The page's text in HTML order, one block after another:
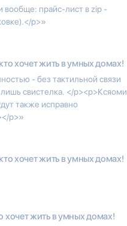
вообще: прайс-лист в zip -
p>»
хочет жить в умных домах!
- без тактильной связи
свистелка. </p><p>Ксяоми
также исправно
p>»
хочет жить в умных домах!
хочет жить в умных домах!